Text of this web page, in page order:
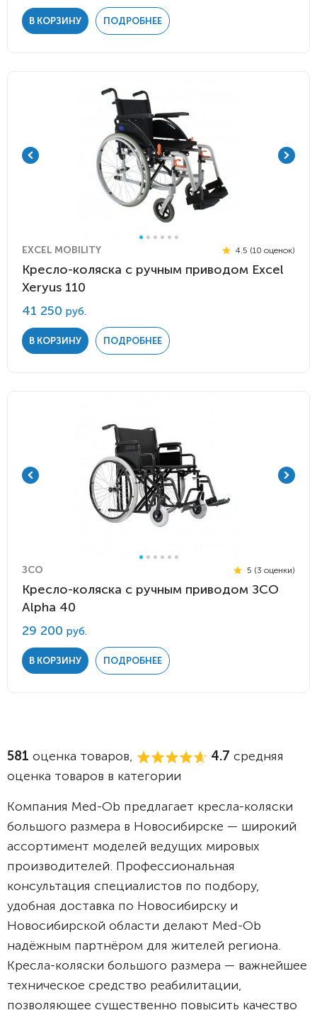
В КОРЗИНУ ПОДРОБНЕЕ
EXCEL MOBILITY 4.5 (10 оценок)
Кресло-коляска с ручным приводом Excel
Xeryus 110
41 250 руб.
В КОРЗИНУ ПОДРОБНЕЕ
ЗСО 5 (3 оценки)
Кресло-коляска с ручным приводом ЗСО
Alpha 40
29 200 руб.
В КОРЗИНУ ПОДРОБНЕЕ
581 оценка товаров, 4.7 средняя
оценка товаров в категории
Компания Med-Ob предлагает кресла-коляски
большого размера в Новосибирске — широкий
ассортимент моделей ведущих мировых
производителей. Профессиональная
консультация специалистов по подбору,
удобная доставка по Новосибирску и
Новосибирской области делают Med-Ob
надёжным партнёром для жителей региона.
Кресла-коляски большого размера — важнейшее
техническое средство реабилитации,
позволяющее существенно повысить качество